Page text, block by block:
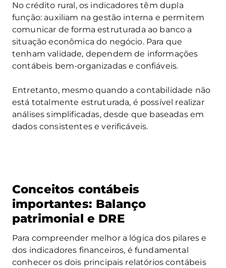
No crédito rural, os indicadores têm dupla
função: auxiliam na gestão interna e permitem
comunicar de forma estruturada ao banco a
situação econômica do negócio. Para que
tenham validade, dependem de informações
contábeis bem-organizadas e confiáveis.
Entretanto, mesmo quando a contabilidade não
está totalmente estruturada, é possível realizar
análises simplificadas, desde que baseadas em
dados consistentes e verificáveis.
Conceitos contábeis
importantes: Balanço
patrimonial e DRE
Para compreender melhor a lógica dos pilares e
dos indicadores financeiros, é fundamental
conhecer os dois principais relatórios contábeis